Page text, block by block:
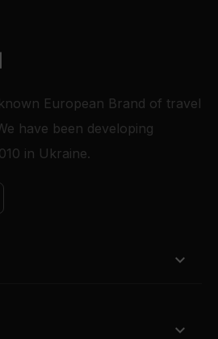
European Brand of travel
have been developing
in Ukraine.

keyboard_arrow_down